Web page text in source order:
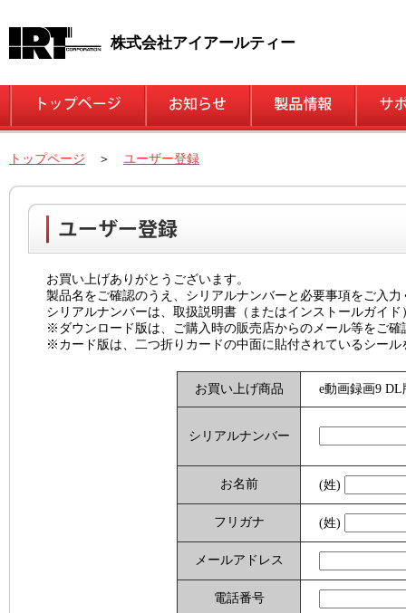
株式会社アイアールティー
トップページ ＞ ユーザー登録
お買い上げありがとうございます。
製品名をご確認のうえ、シリアルナンバーと必要事項をご入力
シリアルナンバーは、取扱説明書（またはインストールガイ
※ダウンロード版は、ご購入時の販売店からのメール等をご確
※カード版は、二つ折りカードの中面に貼付されているシール
お買い上げ商品 e動画録画9 DL
シリアルナンバー
お名前 (姓)
フリガナ (姓)
メールアドレス
電話番号